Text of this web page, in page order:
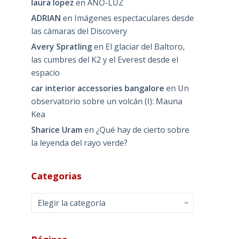
laura lopez en AÑO-LUZ
ADRIAN en Imágenes espectaculares desde
las cámaras del Discovery
Avery Spratlingen El glaciar del Baltoro,
las cumbres del K2 y el Everest desde el
espacio
car interior accessories bangalore en Un
observatorio sobre un volcán (I): Mauna
Kea
Sharice Uram en ¿Qué hay de cierto sobre
la leyenda del rayo verde?
Categorias
Categorias